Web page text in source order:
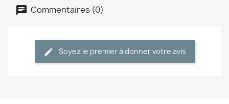
Commentaires (0)
Soyez le premier à donner votre avis